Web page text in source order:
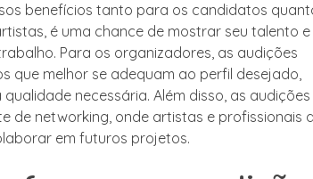
benefícios tanto para os candidatos
é uma chance de mostrar seu talento e
Para os organizadores, as audições
que melhor se adequam ao perfil desejado,
necessária. Além disso, as audições
de networking, onde artistas e profissionais
em futuros projetos.